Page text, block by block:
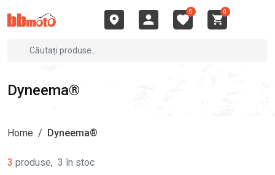
0 0
Dyneema®
Home / Dyneema®
3 produse, 3 în stoc